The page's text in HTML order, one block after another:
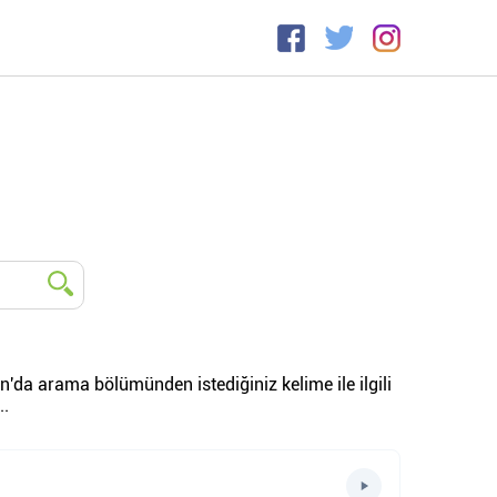
arama bölümünden istediğiniz kelime ile ilgili